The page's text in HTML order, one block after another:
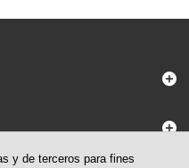
y de terceros para fines